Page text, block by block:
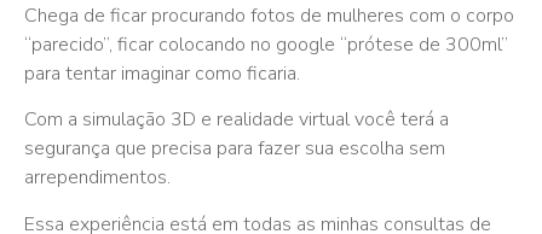
Chega de ficar procurando fotos de mulheres com o corpo
“parecido”, ficar colocando no google “prótese de 300ml”
para tentar imaginar como ficaria.
Com a simulação 3D e realidade virtual você terá a
segurança que precisa para fazer sua escolha sem
arrependimentos.
Essa experiência está em todas as minhas consultas de